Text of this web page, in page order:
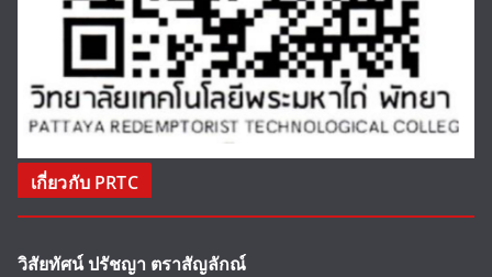
เกี่ยวกับ PRTC
วิสัยทัศน์ ปรัชญา ตราสัญลักณ์